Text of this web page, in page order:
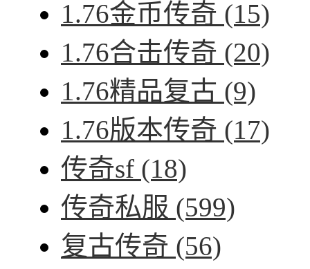
1.76金币传奇 (15)
1.76合击传奇 (20)
1.76精品复古 (9)
1.76版本传奇 (17)
传奇sf (18)
传奇私服 (599)
复古传奇 (56)